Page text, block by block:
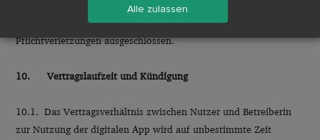
9.4. Bei der Verletzung unwesentlicher Vertragspflichten ist
die Haftung der Betreiberin bei leicht fahrlässigen
Pflichtverletzungen ausgeschlossen.
10. Vertragslaufzeit und Kündigung
10.1. Das Vertragsverhältnis zwischen Nutzer und Betreiberin
zur Nutzung der digitalen App wird auf unbestimmte Zeit
Alle zulassen